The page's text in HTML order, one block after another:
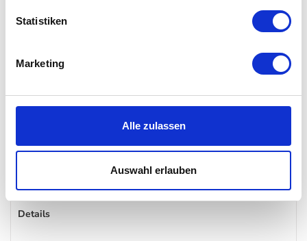
Statistiken
Marketing
Alle zulassen
Auswahl erlauben
vereint Cold Brew Funktion mit klassischer
Brühdruckmanometer für optimale Extraktion
stilvolles Design im ikonischen SMEG 50’s Look
Details